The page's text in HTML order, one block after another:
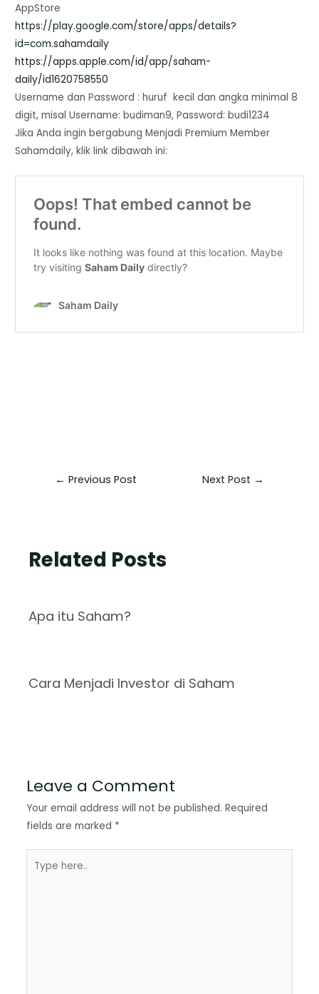
AppStore
https://play.google.com/store/apps/details?
id=com.sahamdaily
https://apps.apple.com/id/app/saham-
daily/id1620758550
Username dan Password : huruf kecil dan angka minimal 8
digit, misal Username: budiman9, Password: budi1234
Jika Anda ingin bergabung Menjadi Premium Member
Sahamdaily, klik link dibawah ini:
← Previous Post Next Post →
Related Posts
Apa itu Saham?
Cara Menjadi Investor di Saham
Leave a Comment
Your email address will not be published. Required
fields are marked *